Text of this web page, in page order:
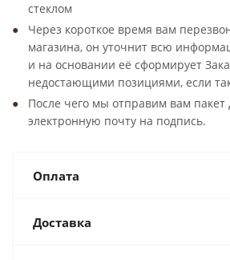
стеклом
Через короткое время вам
магазина, он уточнит всю
и на основании её сформирует
недостающими позициями, если
После чего мы отправим вам пакет
электронную почту на подпись.
Оплата
Доставка